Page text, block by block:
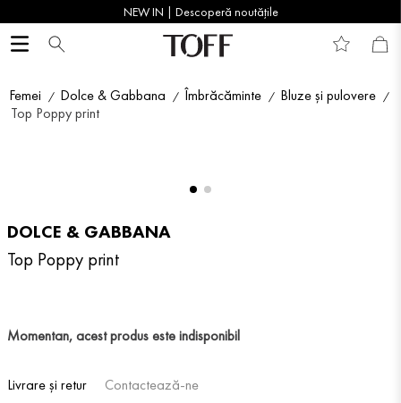
NEW IN | Descoperă noutățile
Femei Dolce & Gabbana Îmbrăcăminte
Bluze și pulovere
Top Poppy print
DOLCE & GABBANA
Top Poppy print
Momentan, acest produs este indisponibil
Livrare și retur Contactează-ne